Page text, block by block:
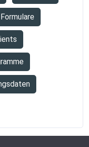
Formulare